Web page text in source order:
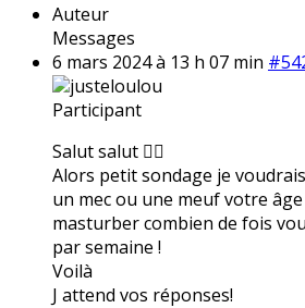
Auteur
Messages
6 mars 2024 à 13 h 07 min
justeloulou
Participant
Salut salut ✌🏼
Alors petit sondage je
un mec ou une meuf votre
masturber combien de fois
par semaine !
Voilà
J attend vos réponses!